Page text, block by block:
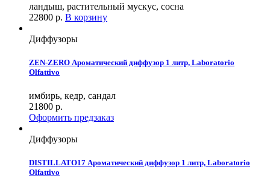
ландыш, растительный мускус, сосна
22800 р. В корзину
Диффузоры
ZEN-ZERO Ароматический диффузор 1 литр, Laboratorio
Olfattivo
имбирь, кедр, сандал
21800 р.
Оформить предзаказ
Диффузоры
DISTILLATO17 Ароматический диффузор 1 литр, Laboratorio
Olfattivo